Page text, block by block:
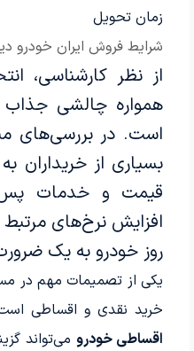
شرایط فروش ایران خودرو
زمان تحویل
از نظر کارشناسی،
همواره چالشی
است. در بررسی‌های
بسیاری از خریداران
قیمت و خدمات
افزایش نرخ‌های مرتبط
روز خودرو به یک
یکی از تصمیمات مهم در
خرید نقدی و اقساطی
اقساطی خودرومی‌تواند